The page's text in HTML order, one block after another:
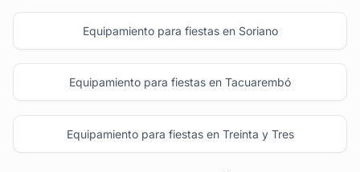
Equipamiento para fiestas en Soriano
Equipamiento para fiestas en Tacuarembó
Equipamiento para fiestas en Treinta y Tres